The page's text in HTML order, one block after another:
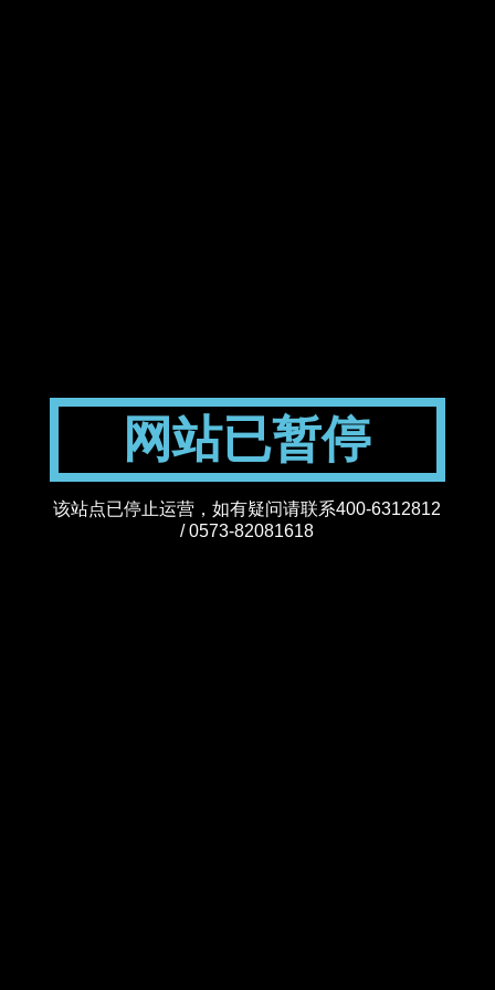
网站已暂停
该站点已停止运营，如有疑问请联系400-6312812
/ 0573-82081618